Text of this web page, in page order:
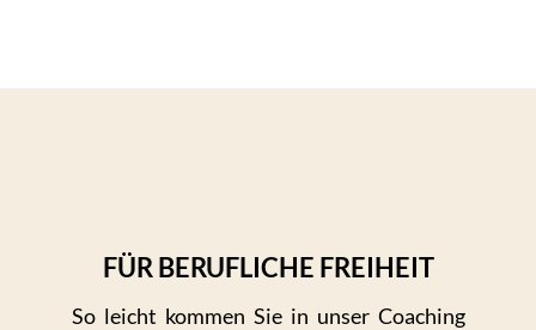
FÜR BERUFLICHE FREIHEIT
So leicht kommen Sie in unser Coaching